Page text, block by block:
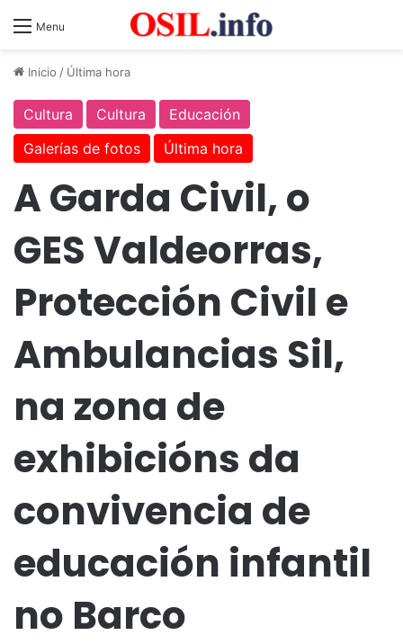
Menu
Inicio / Última hora
Cultura Cultura
Educación
Galerías de fotos
Última hora
A Garda Civil, o
GES Valdeorras,
Protección Civil e
Ambulancias Sil,
na zona de
exhibicións da
convivencia de
educación infantil
no Barco